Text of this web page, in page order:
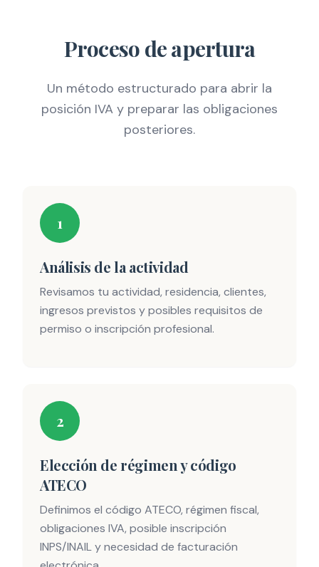
Proceso de apertura
Un método estructurado para abrir la
posición IVA y preparar las obligaciones
posteriores.
1
Análisis de la actividad
Revisamos tu actividad, residencia, clientes,
ingresos previstos y posibles requisitos de
permiso o inscripción profesional.
2
Elección de régimen y código
ATECO
Definimos el código ATECO, régimen fiscal,
obligaciones IVA, posible inscripción
INPS/INAIL y necesidad de facturación